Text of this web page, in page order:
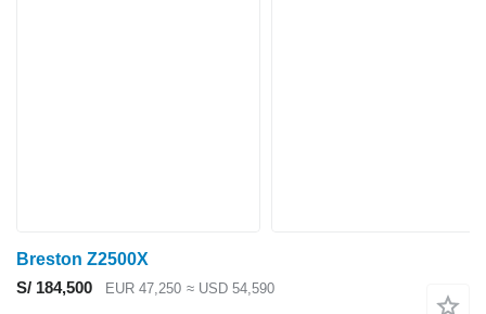
Breston Z2500X
S/ 184,500
EUR 47,250 ≈ USD 54,590